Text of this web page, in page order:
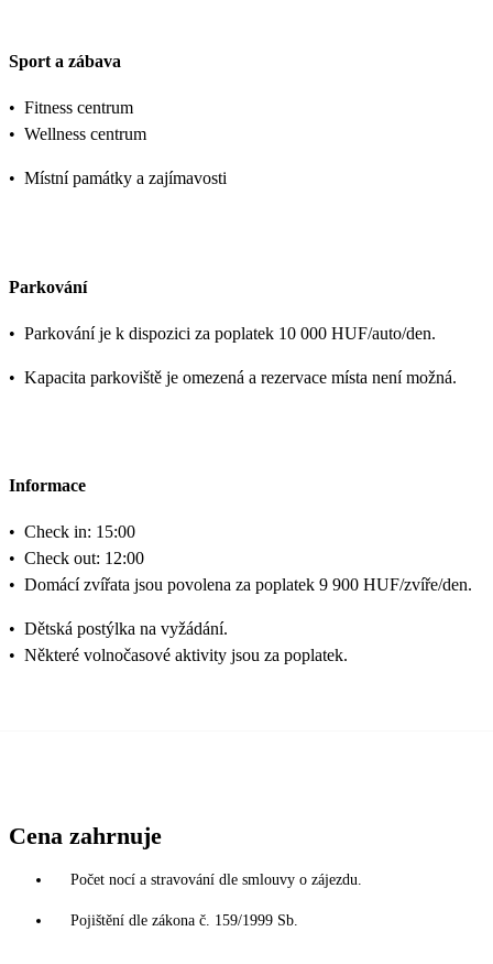
Sport a zábava
• Fitness centrum
• Wellness centrum
• Místní památky a zajímavosti
Parkování
• Parkování je k dispozici za poplatek 10 000 HUF/auto/den.
• Kapacita parkoviště je omezená a rezervace místa není možná.
Informace
• Check in: 15:00
• Check out: 12:00
• Domácí zvířata jsou povolena za poplatek 9 900 HUF/zvíře/den.
• Dětská postýlka na vyžádání.
• Některé volnočasové aktivity jsou za poplatek.
Cena zahrnuje
Počet nocí a stravování dle smlouvy o zájezdu.
Pojištění dle zákona č. 159/1999 Sb.